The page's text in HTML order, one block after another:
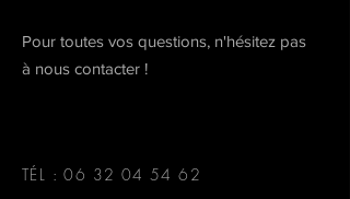
Pour toutes vos questions, n'hésitez pas
à nous contacter !
TÉL :06 32 04 54 62